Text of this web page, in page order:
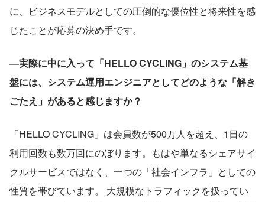
に、ビジネスモデルとしての圧倒的な優位性と将来性を感
じたことが応募の決め手です。
―実際に中に入って「HELLO CYCLING」のシステム基
盤には、システム運用エンジニアとしてどのような「解き
ごたえ」があると感じますか？
「HELLO CYCLING」は会員数が500万人を超え、1日の
利用回数も数万回にのぼります。もはや単なるシェアサイ
クルサービスではなく、一つの「社会インフラ」としての
性質を帯びています。 大規模なトラフィックを扱ってい